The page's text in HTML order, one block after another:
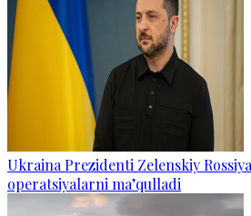
Ukraina Prezidenti Zelenskiy
operatsiyalarni ma’qulladi